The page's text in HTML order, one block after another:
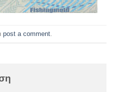
post a comment